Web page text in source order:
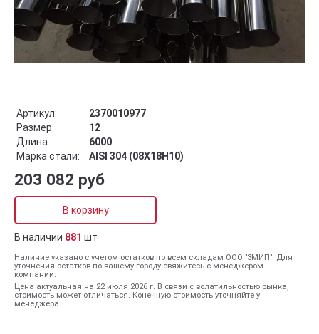
Артикул:
2370010977
Размер:
12
Длина:
6000
Марка стали:
AISI 304 (08Х18Н10)
203 082 руб
В корзину
В наличии 881 шт
Наличие указано с учетом остатков по всем складам ООО "ЗМИП". Для
уточнения остатков по вашему городу свяжитесь с менеджером
компании.
Цена актуальная на 22 июля 2026 г. В связи с волатильностью рынка,
стоимость может отличаться. Конечную стоимость уточняйте у
менеджера.